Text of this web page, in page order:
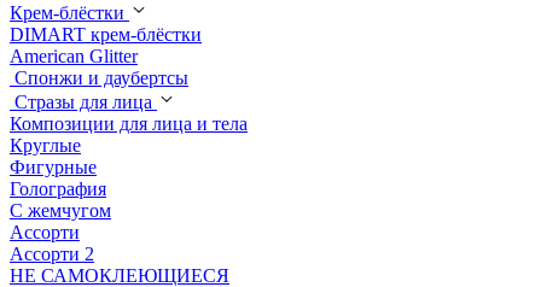
Крем-блёстки
DIMART крем-блёстки
American Glitter
Спонжи и даубертсы
Стразы для лица
Композиции для лица и тела
Круглые
Фигурные
Голография
С жемчугом
Ассорти
Ассорти 2
НЕ САМОКЛЕЮЩИЕСЯ